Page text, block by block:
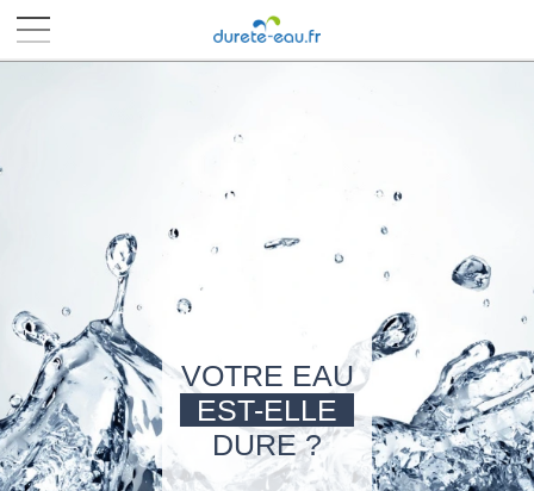
VOTRE EAU
EST-ELLE
DURE ?